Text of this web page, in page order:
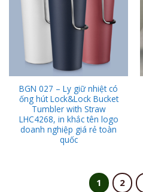
BGN 027 – Ly giữ nhiệt có
ống hút Lock&Lock Bucket
Tumbler with Straw
LHC4268, in khắc tên logo
doanh nghiệp giá rẻ toàn
quốc
1 2